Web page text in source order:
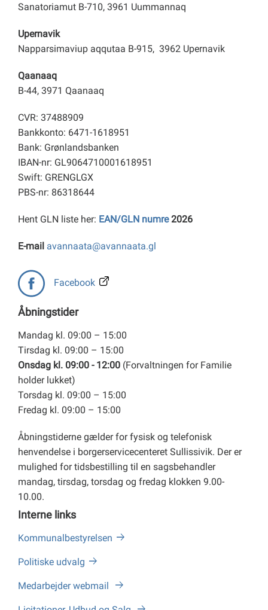
Sanatoriamut B-710, 3961 Uummannaq
Upernavik
Napparsimaviup aqqutaa B-915, 3962 Upernavik
Qaanaaq
B-44, 3971 Qaanaaq
CVR: 37488909
Bankkonto: 6471-1618951
Bank: Grønlandsbanken
IBAN-nr: GL9064710001618951
Swift: GRENGLGX
PBS-nr: 86318644
Hent GLN liste her: EAN/GLN numre2026
E-mail avannaata@avannaata.gl
Facebook
Åbningstider
Mandag kl. 09:00 – 15:00
Tirsdag kl. 09:00 – 15:00
Onsdag kl. 09:00 - 12:00 (Forvaltningen for Familie
holder lukket)
Torsdag kl. 09:00 – 15:00
Fredag kl. 09:00 – 15:00
Åbningstiderne gælder for fysisk og telefonisk
henvendelse i borgerservicecenteret Sullissivik. Der er
mulighed for tidsbestilling til en sagsbehandler
mandag, tirsdag, torsdag og fredag klokken 9.00-
10.00.
Interne links
Kommunalbestyrelsen
Politiske udvalg
Medarbejder webmail